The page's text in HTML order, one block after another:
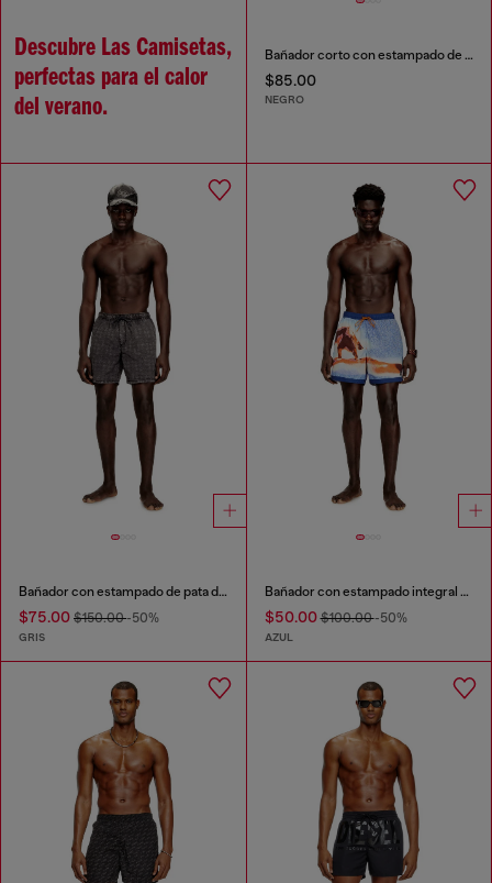
Descubre Las Camisetas,
perfectas para el calor
del verano.
Bañador corto con estampado de logotipo
$85.00
NEGRO
Bañador con estampado de pata de gallo desvaído
$75.00 $150.00-50%
GRIS
Bañador con estampado integral de tablas de surf
$50.00$100.00-50%
AZUL